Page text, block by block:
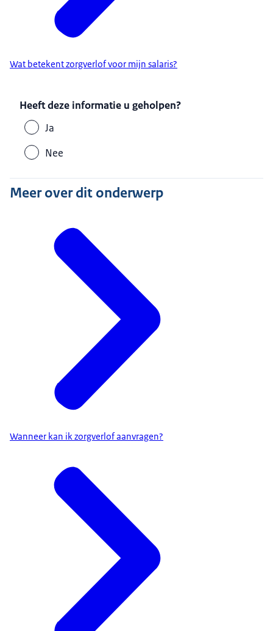
Wat betekent zorgverlof voor mijn salaris?
Heeft deze informatie u geholpen?
Ja
Nee
Meer over dit onderwerp
Wanneer kan ik zorgverlof aanvragen?